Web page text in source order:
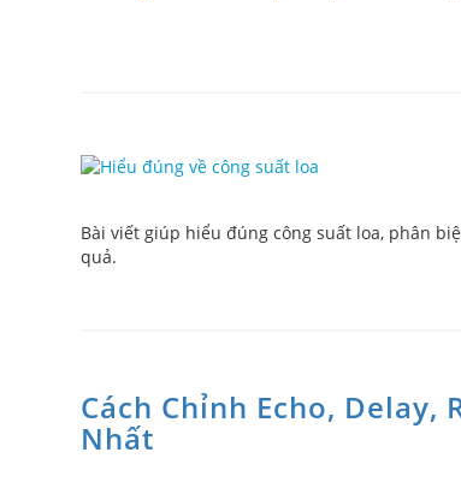
Bài viết giúp hiểu đúng công suất loa, phân
quả.
Cách Chỉnh Echo, Delay,
Nhất